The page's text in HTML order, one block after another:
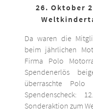
26. Oktober
Da waren die
beim jährlichen
Firma Polo
Spendenerlös
überraschte
Spendenscheck:
Sonderaktion zum